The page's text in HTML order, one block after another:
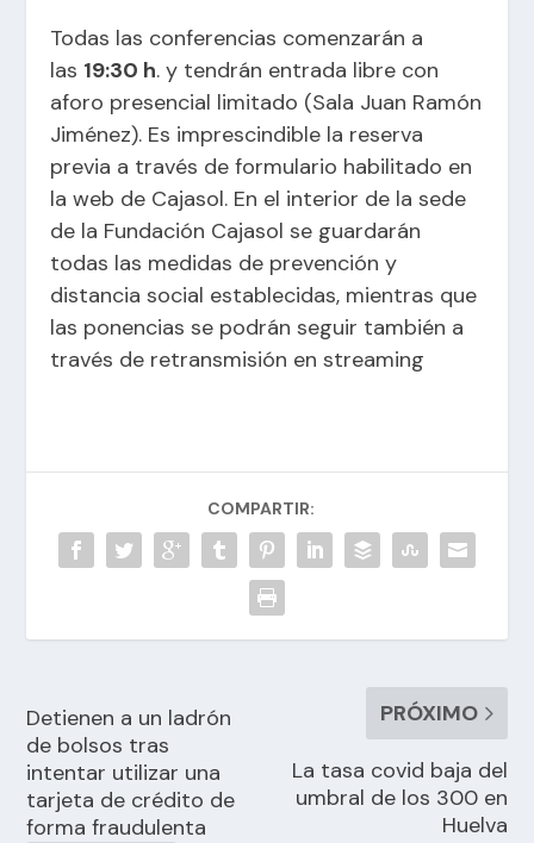
Todas las conferencias comenzarán a
las 19:30 h. y tendrán entrada libre con
aforo presencial limitado (Sala Juan Ramón
Jiménez). Es imprescindible la reserva
previa a través de formulario habilitado en
la web de Cajasol. En el interior de la sede
de la Fundación Cajasol se guardarán
todas las medidas de prevención y
distancia social establecidas, mientras que
las ponencias se podrán seguir también a
través de retransmisión en streaming
COMPARTIR:
Detienen a un ladrón
de bolsos tras
intentar utilizar una
tarjeta de crédito de
forma fraudulenta
PRÓXIMO
La tasa covid baja del
umbral de los 300 en
Huelva